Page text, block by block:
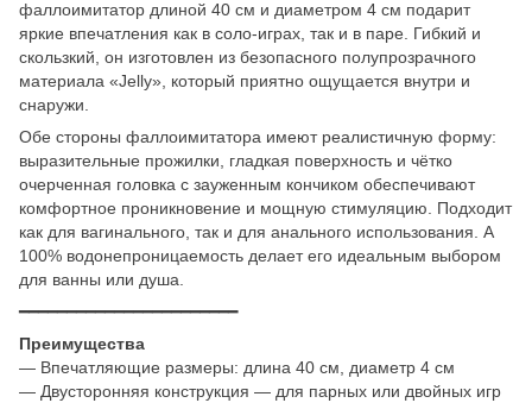
фаллоимитатор длиной 40 см и диаметром 4 см подарит
яркие впечатления как в соло-играх, так и в паре. Гибкий и
скользкий, он изготовлен из безопасного полупрозрачного
материала «Jelly», который приятно ощущается внутри и
снаружи.
Обе стороны фаллоимитатора имеют реалистичную форму:
выразительные прожилки, гладкая поверхность и чётко
очерченная головка с зауженным кончиком обеспечивают
комфортное проникновение и мощную стимуляцию. Подходит
как для вагинального, так и для анального использования. А
100% водонепроницаемость делает его идеальным выбором
для ванны или душа.
━━━━━━━━━━━━━━━━━━━━━━━
Преимущества
— Впечатляющие размеры: длина 40 см, диаметр 4 см
— Двусторонняя конструкция — для парных или двойных игр